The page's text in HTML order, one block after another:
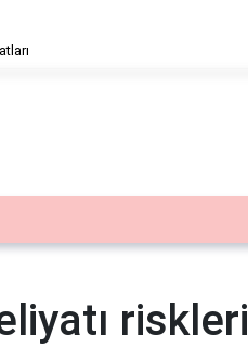
riskleri